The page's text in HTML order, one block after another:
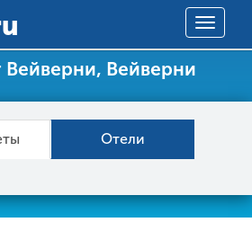
Toggle
Вейверни
Отели